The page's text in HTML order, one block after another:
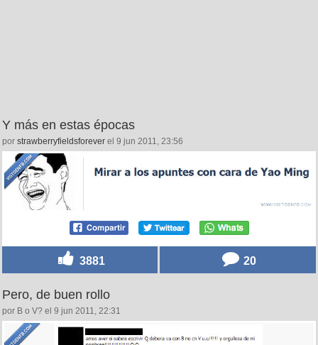
Y más en estas épocas
por strawberryfieldsforever el 9 jun 2011, 23:56
3881 20
Pero, de buen rollo
por B o V? el 9 jun 2011, 22:31